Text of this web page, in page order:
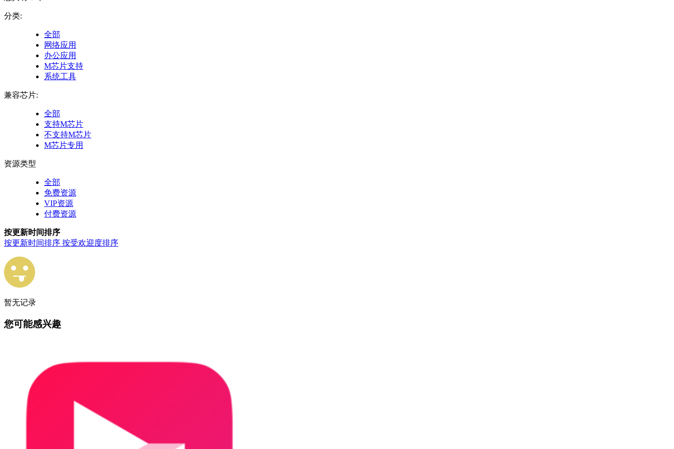
分类:
全部
网络应用
办公应用
M芯片支持
系统工具
兼容芯片:
全部
支持M芯片
不支持M芯片
M芯片专用
资源类型
全部
免费资源
VIP资源
付费资源
按更新时间排序
按更新时间排序 按受欢迎度排序
暂无记录
您可能感兴趣